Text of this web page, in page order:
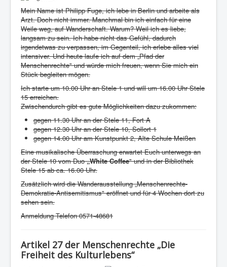
Mein Name ist Philipp Fuge, ich lebe in Berlin und arbeite als
Arzt. Doch nicht immer. Manchmal bin ich einfach für eine
Weile weg, auf Wanderschaft. Warum? Weil ich es liebe,
langsam zu sein. Ich habe nicht das Gefühl, dadurch
irgendetwas zu verpassen, im Gegenteil, ich erlebe alles viel
intensiver. Und heute laufe ich auf dem „Pfad der
Menschenrechte" und würde mich freuen, wenn Sie mich ein
Stück begleiten mögen.
Ich starte um 10.00 Uhr an Stele 1 und will um 16.00 Uhr Stele
15 erreichen.
Zwischendurch gibt es gute Möglichkeiten dazu zukommen:
gegen 11.30 Uhr an der Stele 11, Fort A
gegen 12.30 Uhr an der Stele 10, Sollort 1
gegen 14.00 Uhr am Kunstpunkt 2, Alte Schule Meißen
Eine musikalische Überraschung erwartet Euch unterwegs an
der Stele 10 vom Duo„White Coffee" und in der Bibliothek
Stele 15 ab ca. 16.00 Uhr.
Zusätzlich wird die Wanderausstellung „Menschenrechte-
Demokratie-Antisemitismus" eröffnet und für 4 Wochen dort zu
sehen sein.
Anmeldung Telefon 0571-48681
Artikel 27 der Menschenrechte „Die
Freiheit des Kulturlebens“